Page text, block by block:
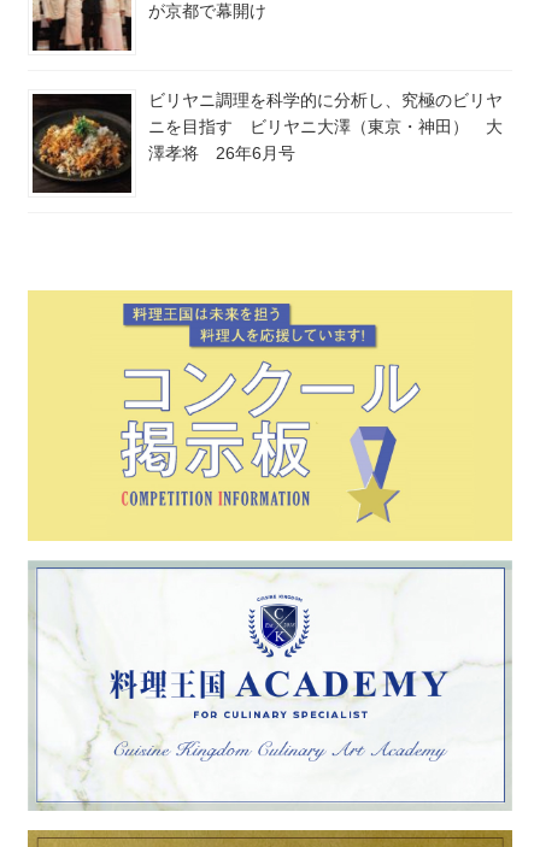
が京都で幕開け
ビリヤニ調理を科学的に分析し、究極のビリヤ
ニを目指す ビリヤニ大澤（東京・神田） 大
澤孝将 26年6月号